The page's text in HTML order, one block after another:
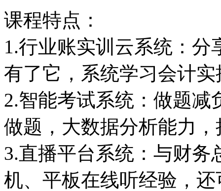
课程特点：
1.行业账实训云系统：
有了它，系统学习会计实
2.智能考试系统：做题
做题，大数据分析能力
3.直播平台系统：与财务
机、平板在线听经验，